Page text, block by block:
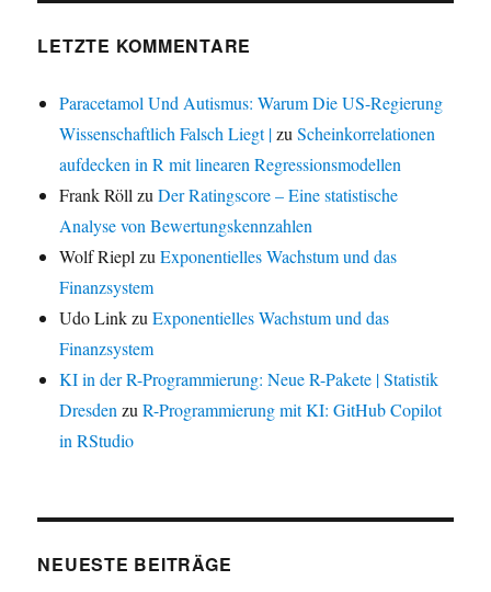
LETZTE KOMMENTARE
Paracetamol Und Autismus: Warum Die US-Regierung
Wissenschaftlich Falsch Liegt |zuScheinkorrelationen
aufdecken in R mit linearen Regressionsmodellen
Frank Röll zuDer Ratingscore – Eine statistische
Analyse von Bewertungskennzahlen
Wolf Riepl zuExponentielles Wachstum und das
Finanzsystem
Udo LinkzuExponentielles Wachstum und das
Finanzsystem
KI in der R-Programmierung: Neue R-Pakete | Statistik
Dresden zuR-Programmierung mit KI: GitHub Copilot
in RStudio
NEUESTE BEITRÄGE